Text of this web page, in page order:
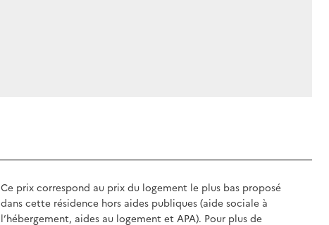
Ce prix correspond au prix du logement le plus bas proposé
dans cette résidence hors aides publiques (aide sociale à
l’hébergement, aides au logement et APA). Pour plus de